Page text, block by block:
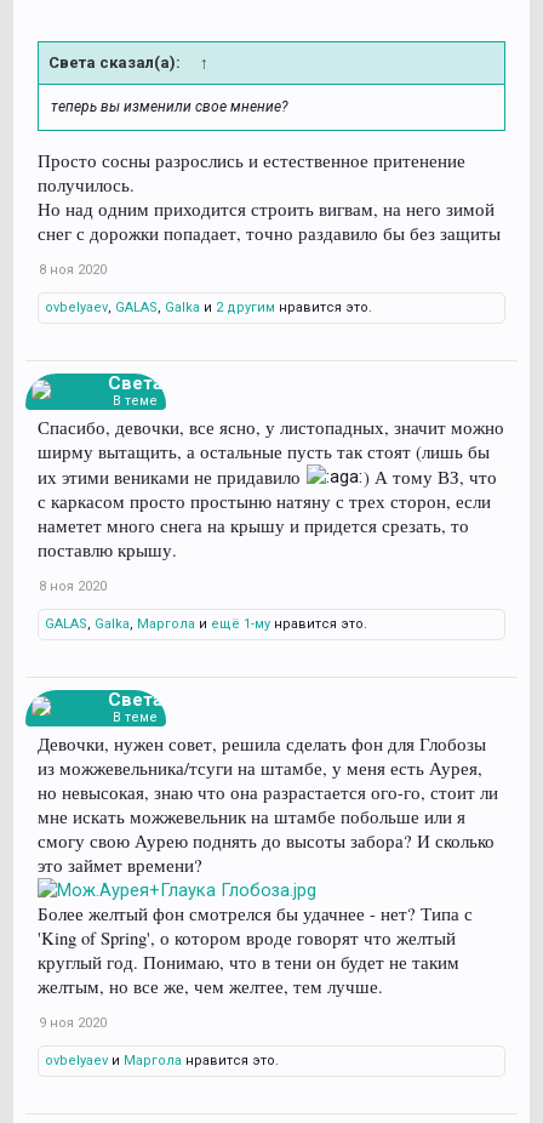
Света сказал(а): ↑
теперь вы изменили свое мнение?
Просто сосны разрослись и естественное притенение
получилось.
Но над одним приходится строить вигвам, на него зимой
снег с дорожки попадает, точно раздавило бы без защиты
8 ноя 2020
ovbelyaev, GALAS, Galka и 2 другим нравится это.
Света
В теме
Спасибо, девочки, все ясно, у листопадных, значит можно
ширму вытащить, а остальные пусть так стоят (лишь бы
их этими вениками не придавило
) А тому ВЗ, что
с каркасом просто простыню натяну с трех сторон, если
наметет много снега на крышу и придется срезать, то
поставлю крышу.
8 ноя 2020
GALAS, Galka, Маргола и ещё 1-му нравится это.
Света
В теме
Девочки, нужен совет, решила сделать фон для Глобозы
из можжевельника/тсуги на штамбе, у меня есть Аурея,
но невысокая, знаю что она разрастается ого-го, стоит ли
мне искать можжевельник на штамбе побольше или я
смогу свою Аурею поднять до высоты забора? И сколько
это займет времени?
Более желтый фон смотрелся бы удачнее - нет? Типа с
'King of Spring', о котором вроде говорят что желтый
круглый год. Понимаю, что в тени он будет не таким
желтым, но все же, чем желтее, тем лучше.
9 ноя 2020
ovbelyaev и Маргола нравится это.